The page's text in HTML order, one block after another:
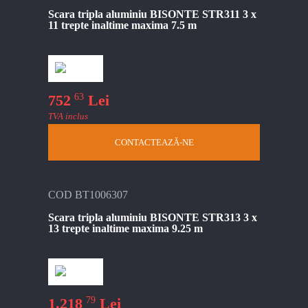
Scara tripla aluminiu BISONTE STR311 3 x
11 trepte inaltime maxima 7.5 m
752 63 Lei
TVA inclus
CONTACTEAZĂ-NE
COD BT1006307
Scara tripla aluminiu BISONTE STR313 3 x
13 trepte inaltime maxima 9.25 m
1.218 79 Lei